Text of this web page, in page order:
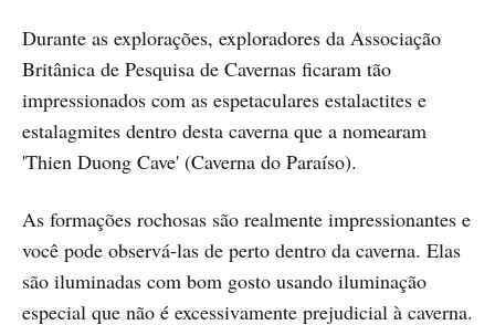
Durante as explorações, exploradores da Associação
Britânica de Pesquisa de Cavernas ficaram tão
impressionados com as espetaculares estalactites e
estalagmites dentro desta caverna que a nomearam
'Thien Duong Cave' (Caverna do Paraíso).
As formações rochosas são realmente impressionantes e
você pode observá-las de perto dentro da caverna. Elas
são iluminadas com bom gosto usando iluminação
especial que não é excessivamente prejudicial à caverna.